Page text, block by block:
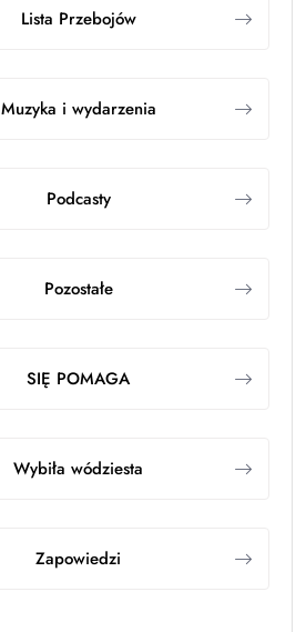
Lista Przebojów
Muzyka i wydarzenia
Podcasty
Pozostałe
SIĘ POMAGA
Wybiła wódziesta
Zapowiedzi